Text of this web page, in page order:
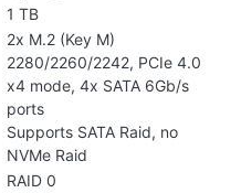
1 TB
2x M.2 (Key M)
2280/2260/2242, PCIe 4.0
x4 mode, 4x SATA 6Gb/s
ports
Supports SATA Raid, no
NVMe Raid
RAID 0